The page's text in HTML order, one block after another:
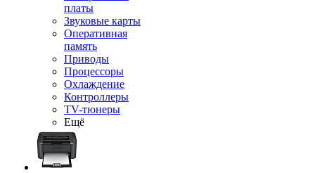
платы
Звуковые карты
Оперативная
память
Приводы
Процессоры
Охлаждение
Контроллеры
TV-тюнеры
Ещё